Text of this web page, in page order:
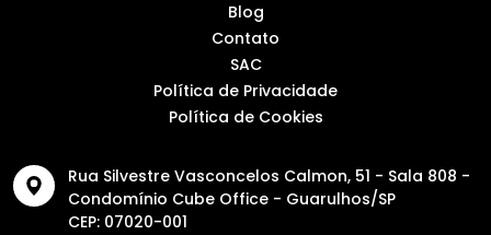
Blog
Contato
SAC
Política de Privacidade
Política de Cookies
Rua Silvestre Vasconcelos Calmon, 51 - Sala 808 -
Condomínio Cube Office - Guarulhos/SP
CEP: 07020-001